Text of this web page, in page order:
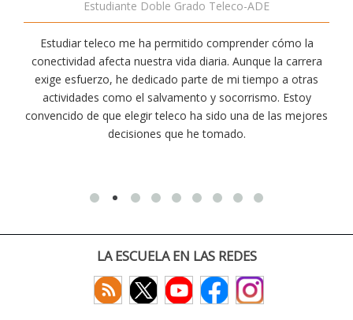
Estudiante Doble Grado Teleco-ADE
Estudiar teleco me ha permitido comprender cómo la
conectividad afecta nuestra vida diaria. Aunque la carrera
exige esfuerzo, he dedicado parte de mi tiempo a otras
actividades como el salvamento y socorrismo. Estoy
convencido de que elegir teleco ha sido una de las mejores
decisiones que he tomado.
LA ESCUELA EN LAS REDES